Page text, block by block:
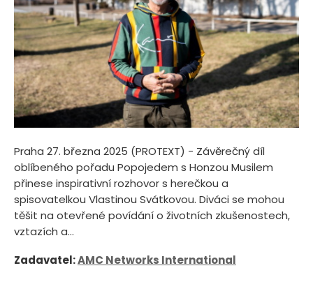
Praha 27. března 2025 (PROTEXT) - Závěrečný díl
oblíbeného pořadu Popojedem s Honzou Musilem
přinese inspirativní rozhovor s herečkou a
spisovatelkou Vlastinou Svátkovou. Diváci se mohou
těšit na otevřené povídání o životních zkušenostech,
vztazích a...
Zadavatel:AMC Networks International